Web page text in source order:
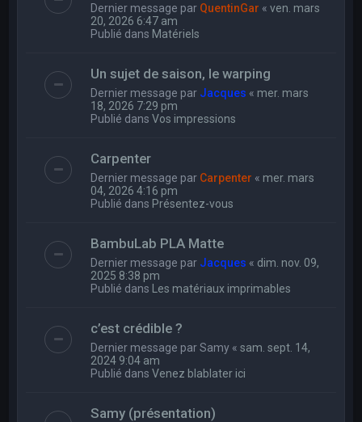
Dernier message par QuentinGar «ven. mars
20, 2026 6:47 am
Publié dans Matériels
Un sujet de saison, le warping
Dernier message par Jacques « mer. mars
18, 2026 7:29 pm
Publié dansVos impressions
Carpenter
Dernier message par Carpenter « mer. mars
04, 2026 4:16 pm
Publié dans Présentez-vous
BambuLab PLA Matte
Dernier message par Jacques « dim. nov. 09,
2025 8:38 pm
Publié dans Les matériaux imprimables
c’est crédible ?
Dernier message parSamy «sam. sept. 14,
2024 9:04 am
Publié dansVenez blablater ici
Samy (présentation)